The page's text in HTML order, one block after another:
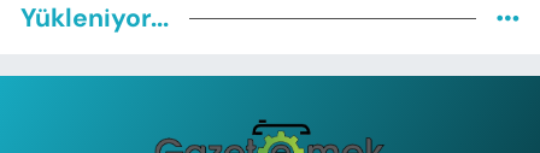
Yükleniyor...